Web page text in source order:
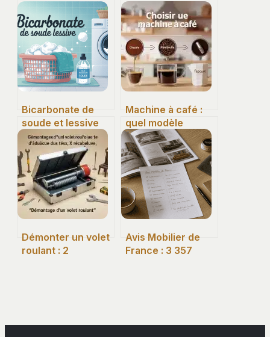
Bicarbonate de
soude et lessive
pour le linge une
seule astuce qui
change tout
Machine à café :
quel modèle
choisir pour un
expresso parfait
au quotidien ?
Démonter un volet
roulant : 2
Avis Mobilier de
France : 3 357